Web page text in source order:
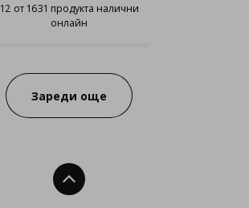
12 от 1631 продукта налични
онлайн
12 от 1631 продукта налични
Зареди още
Нагоре